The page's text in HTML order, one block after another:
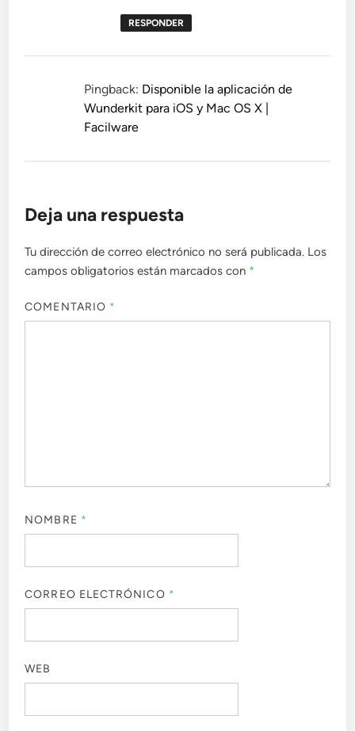
RESPONDER
Pingback: Disponible la aplicación de
Wunderkit para iOS y Mac OS X |
Facilware
Deja una respuesta
Tu dirección de correo electrónico no será publicada. Los
campos obligatorios están marcados con *
COMENTARIO *
NOMBRE *
CORREO ELECTRÓNICO *
WEB